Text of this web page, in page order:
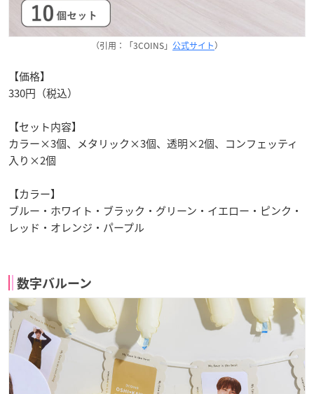
（引用：「3COINS」 公式サイト）
【価格】
330円（税込）
【セット内容】
カラー×3個、メタリック×3個、透明×2個、コンフェッティ
入り×2個
【カラー】
ブルー・ホワイト・ブラック・グリーン・イエロー・ピンク・
レッド・オレンジ・パープル
数字バルーン